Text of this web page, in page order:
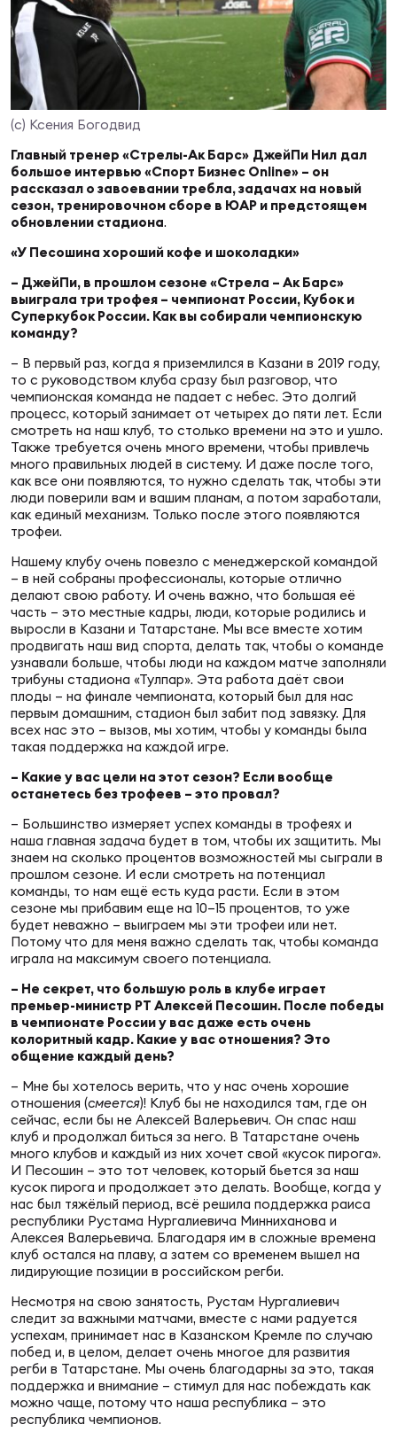
Регионы
Сборные
Антидопинг
Магазин
Контакты
(с) Ксения Богодвид
Главный тренер «Стрелы-Ак Барс» ДжейПи Нил дал
большое интервью «Спорт Бизнес Online» – он
рассказал о завоевании требла, задачах на новый
сезон, тренировочном сборе в ЮАР и предстоящем
обновлении стадиона.
«У Песошина хороший кофе и шоколадки»
– ДжейПи, в прошлом сезоне «Стрела – Ак Барс»
выиграла три трофея – чемпионат России, Кубок и
Суперкубок России. Как вы собирали чемпионскую
команду?
– В первый раз, когда я приземлился в Казани в 2019 году,
то с руководством клуба сразу был разговор, что
чемпионская команда не падает с небес. Это долгий
процесс, который занимает от четырех до пяти лет. Если
смотреть на наш клуб, то столько времени на это и ушло.
Также требуется очень много времени, чтобы привлечь
много правильных людей в систему. И даже после того,
как все они появляются, то нужно сделать так, чтобы эти
люди поверили вам и вашим планам, а потом заработали,
как единый механизм. Только после этого появляются
трофеи.
Нашему клубу очень повезло с менеджерской командой
– в ней собраны профессионалы, которые отлично
делают свою работу. И очень важно, что большая её
часть – это местные кадры, люди, которые родились и
выросли в Казани и Татарстане. Мы все вместе хотим
продвигать наш вид спорта, делать так, чтобы о команде
узнавали больше, чтобы люди на каждом матче заполняли
трибуны стадиона «Тулпар». Эта работа даёт свои
плоды – на финале чемпионата, который был для нас
первым домашним, стадион был забит под завязку. Для
всех нас это – вызов, мы хотим, чтобы у команды была
такая поддержка на каждой игре.
– Какие у вас цели на этот сезон? Если вообще
останетесь без трофеев – это провал?
– Большинство измеряет успех команды в трофеях и
наша главная задача будет в том, чтобы их защитить. Мы
знаем на сколько процентов возможностей мы сыграли в
прошлом сезоне. И если смотреть на потенциал
команды, то нам ещё есть куда расти. Если в этом
сезоне мы прибавим еще на 10–15 процентов, то уже
будет неважно – выиграем мы эти трофеи или нет.
Потому что для меня важно сделать так, чтобы команда
играла на максимум своего потенциала.
– Не секрет, что большую роль в клубе играет
премьер-министр РТ Алексей Песошин. После победы
в чемпионате России у вас даже есть очень
колоритный кадр. Какие у вас отношения? Это
общение каждый день?
– Мне бы хотелось верить, что у нас очень хорошие
отношения (смеется)! Клуб бы не находился там, где он
сейчас, если бы не Алексей Валерьевич. Он спас наш
клуб и продолжал биться за него. В Татарстане очень
много клубов и каждый из них хочет свой «кусок пирога».
И Песошин – это тот человек, который бьется за наш
кусок пирога и продолжает это делать. Вообще, когда у
нас был тяжёлый период, всё решила поддержка раиса
республики Рустама Нургалиевича Минниханова и
Алексея Валерьевича. Благодаря им в сложные времена
клуб остался на плаву, а затем со временем вышел на
лидирующие позиции в российском регби.
Несмотря на свою занятость, Рустам Нургалиевич
следит за важными матчами, вместе с нами радуется
успехам, принимает нас в Казанском Кремле по случаю
побед и, в целом, делает очень многое для развития
регби в Татарстане. Мы очень благодарны за это, такая
поддержка и внимание – стимул для нас побеждать как
можно чаще, потому что наша республика – это
республика чемпионов.